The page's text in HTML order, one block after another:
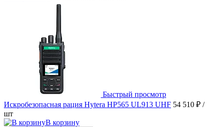
Быстрый просмотр
Искробезопасная рация Hytera HP565 UL913 UHF 54 510 ₽ /
шт
В корзину